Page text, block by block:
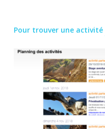
Pour trouver une activité